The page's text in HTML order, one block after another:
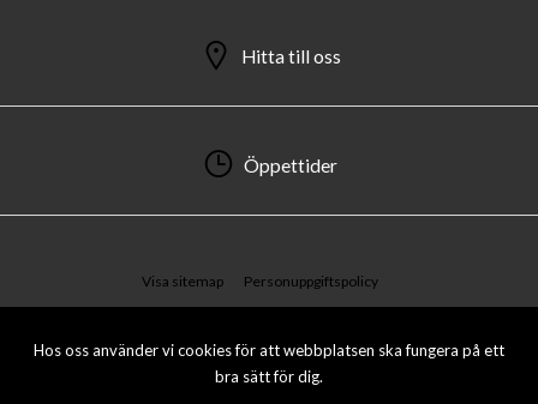
Hos oss använder vi cookies för att webbplatsen ska fungera på ett
bra sätt för dig.
Hitta till oss
Öppettider
Visa sitemap Personuppgiftspolicy